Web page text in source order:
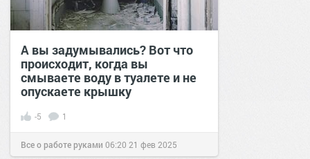
А вы задумывались? Вот что
происходит, когда вы
смываете воду в туалете и не
опускаете крышку
-5 1
Все о работе руками 06:20 21 фев 2025